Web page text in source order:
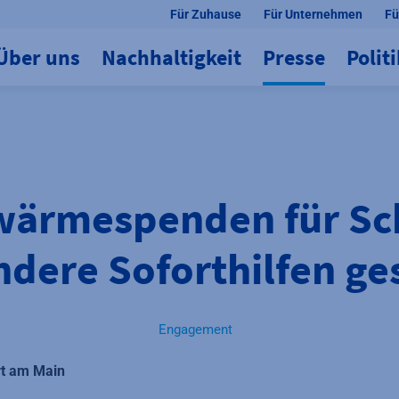
Für Zuhause Für Unternehmen
uns Nachhaltigkeit Presse
für
Soforthilfen
Engagement
am Main